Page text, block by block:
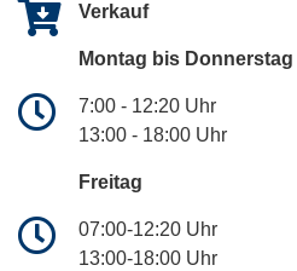
Verkauf
Montag bis Donnerstag
7:00 - 12:20 Uhr
13:00 - 18:00 Uhr
Freitag
07:00-12:20 Uhr
13:00-18:00 Uhr